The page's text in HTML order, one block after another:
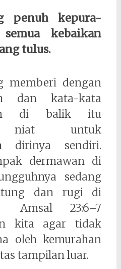
penuh kepura-
kebaikan
tulus.
memberi dengan
dan kata-kata
di balik itu
niat untuk
dirinya sendiri.
dermawan di
sedang
dan rugi di
23:6–7
kita agar tidak
oleh kemurahan
tampilan luar.